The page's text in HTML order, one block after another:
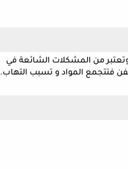
فتتجمع المواد و تسبب التهاب.